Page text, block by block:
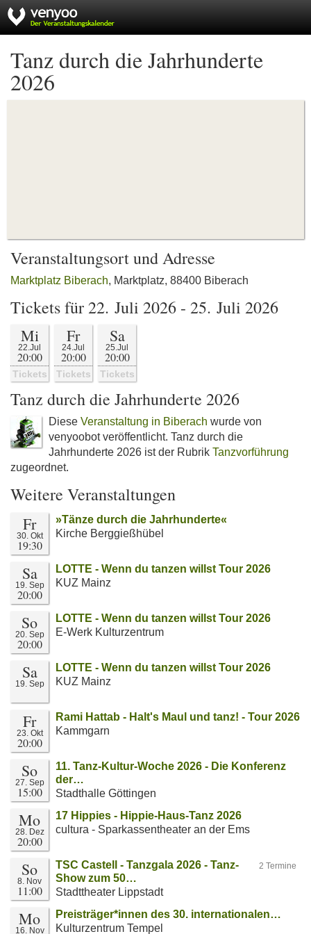
Tanz durch die Jahrhunderte
2026
Veranstaltungsort und Adresse
Marktplatz Biberach, Marktplatz, 88400 Biberach
Tickets für 22. Juli 2026 - 25. Juli 2026
Mi
22.Jul
20:00
Tickets
Fr
24.Jul
20:00
Tickets
Sa
25.Jul
20:00
Tickets
Tanz durch die Jahrhunderte 2026
Diese Veranstaltung in Biberach wurde von
venyoobot veröffentlicht. Tanz durch die
Jahrhunderte 2026 ist der Rubrik Tanzvorführung
zugeordnet.
Weitere Veranstaltungen
Fr
30. Okt
19:30
»Tänze durch die Jahrhunderte«
Kirche Berggießhübel
Sa
19. Sep
20:00
LOTTE - Wenn du tanzen willst Tour 2026
KUZ Mainz
So
20. Sep
20:00
LOTTE - Wenn du tanzen willst Tour 2026
E-Werk Kulturzentrum
Sa
19. Sep
LOTTE - Wenn du tanzen willst Tour 2026
KUZ Mainz
Fr
23. Okt
20:00
Rami Hattab - Halt's Maul und tanz! - Tour 2026
Kammgarn
So
27. Sep
15:00
11. Tanz-Kultur-Woche 2026 - Die Konferenz
der…
Stadthalle Göttingen
Mo
28. Dez
20:00
17 Hippies - Hippie-Haus-Tanz 2026
cultura - Sparkassentheater an der Ems
So
8. Nov
11:00
2 Termine
TSC Castell - Tanzgala 2026 - Tanz-
Show zum 50…
Stadttheater Lippstadt
Mo
16. Nov
Preisträger*innen des 30. internationalen…
Kulturzentrum Tempel